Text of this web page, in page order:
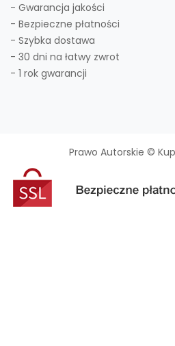
- Gwarancja jakości
- Bezpieczne płatności
- Szybka dostawa
- 30 dni na łatwy zwrot
- 1 rok gwarancji
Prawo Autorskie ©